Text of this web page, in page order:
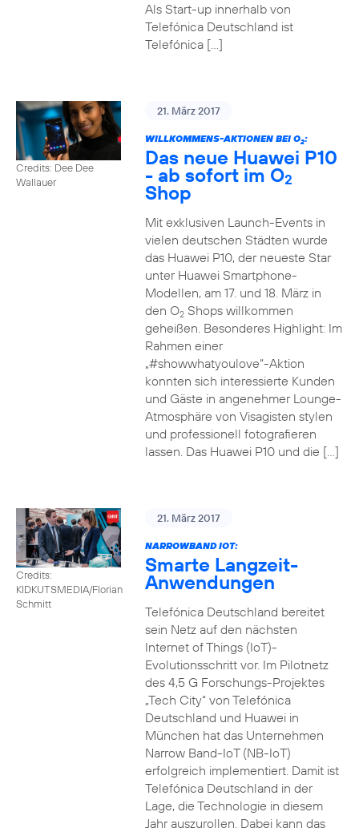
Als Start-up innerhalb von
Telefónica Deutschland ist
Telefónica […]
Credits: Dee Dee
Wallauer
21. März 2017
WILLKOMMENS-AKTIONEN BEI O2:
Das neue Huawei P10
- ab sofort im O2
Shop
Mit exklusiven Launch-Events in
vielen deutschen Städten wurde
das Huawei P10, der neueste Star
unter Huawei Smartphone-
Modellen, am 17. und 18. März in
den O2Shops willkommen
geheißen. Besonderes Highlight: Im
Rahmen einer
„#showwhatyoulove“-Aktion
konnten sich interessierte Kunden
und Gäste in angenehmer Lounge-
Atmosphäre von Visagisten stylen
und professionell fotografieren
lassen. Das Huawei P10 und die […]
Credits:
KIDKUTSMEDIA/Florian
Schmitt
21. März 2017
NARROWBAND IOT:
Smarte Langzeit-
Anwendungen
Telefónica Deutschland bereitet
sein Netz auf den nächsten
Internet of Things (IoT)-
Evolutionsschritt vor. Im Pilotnetz
des 4,5 G Forschungs-Projektes
„Tech City“ von Telefónica
Deutschland und Huawei in
München hat das Unternehmen
Narrow Band-IoT (NB-IoT)
erfolgreich implementiert. Damit ist
Telefónica Deutschland in der
Lage, die Technologie in diesem
Jahr auszurollen. Dabei kann das